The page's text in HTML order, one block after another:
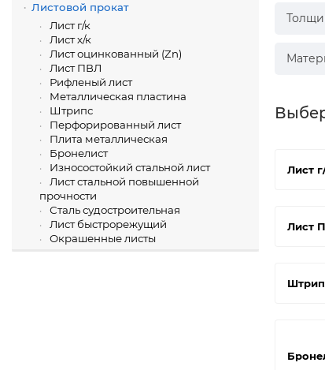
Листовой прокат
Лист г/к
Лист х/к
Лист оцинкованный (Zn)
Лист ПВЛ
Рифленый лист
Металлическая пластина
Штрипс
Перфорированный лист
Плита металлическая
Бронелист
Износостойкий стальной лист
Лист стальной повышенной
прочности
Сталь судостроительная
Лист быстрорежущий
Окрашенные листы
Лист
Лист